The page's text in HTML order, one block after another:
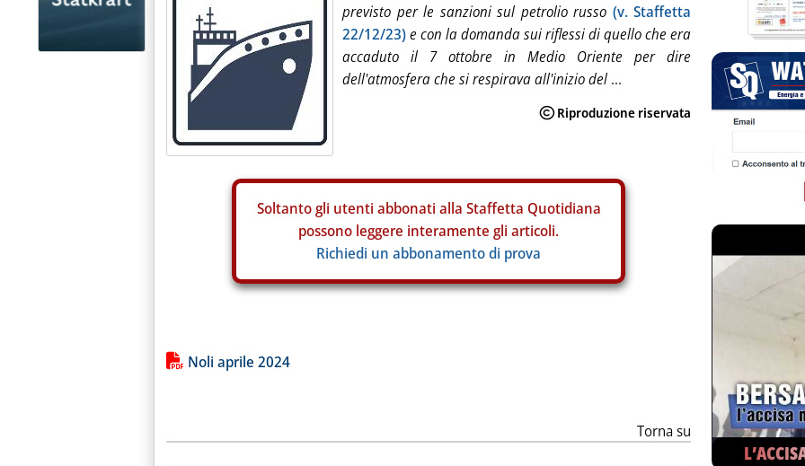
previsto per le sanzioni sul petrolio russo (v. Staffetta
22/12/23)e con la domanda sui riflessi di quello che era
accaduto il 7 ottobre in Medio Oriente per dire
dell'atmosfera che si respirava all'inizio del ...
Soltanto gli utenti abbonati alla Staffetta Quotidiana
possono leggere interamente gli articoli.
Richiedi un abbonamento di prova
Lista allegati PDF alla notizia
Noli aprile 2024
Torna su